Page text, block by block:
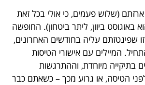
(שלוש פעמים, כי אולי בכל זאת
באוגוסט ביוון, ליתר ביטחון). החופשה
שפינטזתם עליה בחודשים האחרונים,
המיילים עם אישורי הטיסות
בתיקייה מיוחדת, וההתרגשות
הטיסה, או גרוע מכך – כשאתם כבר